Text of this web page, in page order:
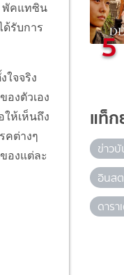
พัคแทซิน
รับการ
จจริง
งตัวเอง
ห้เห็นถึง
คต่างๆ
องแต่ละ
5
แท็
ข่าวบั
อินส
ดารา